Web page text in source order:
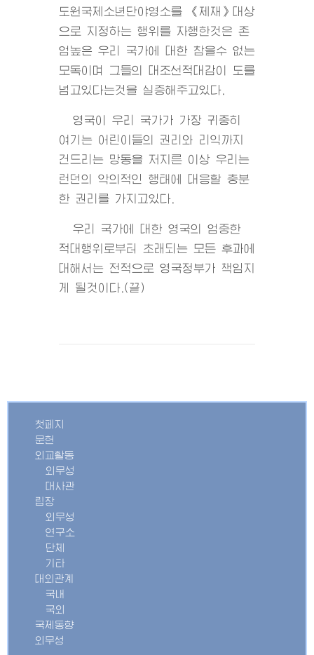
도원국제소년단야영소를 《제재》대상
으로 지정하는 행위를 자행한것은 존
엄높은 우리 국가에 대한 참을수 없는
모독이며 그들의 대조선적대감이 도를
넘고있다는것을 실증해주고있다.
영국이 우리 국가가 가장 귀중히
여기는 어린이들의 권리와 리익까지
건드리는 망동을 저지른 이상 우리는
런던의 악의적인 행태에 대응할 충분
한 권리를 가지고있다.
우리 국가에 대한 영국의 엄중한
적대행위로부터 초래되는 모든 후과에
대해서는 전적으로 영국정부가 책임지
게 될것이다.(끝)
첫페지
문헌
외교활동
외무성
대사관
립장
외무성
연구소
단체
기타
대외관계
국내
국외
국제동향
외무성